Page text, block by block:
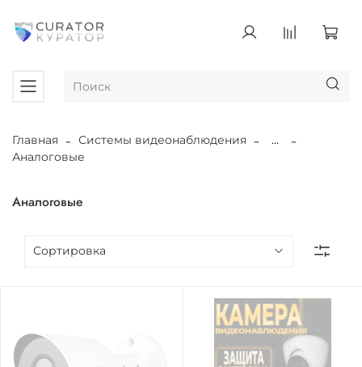
Главная Системы видеонаблюдения
...
Аналоговые
Аналоговые